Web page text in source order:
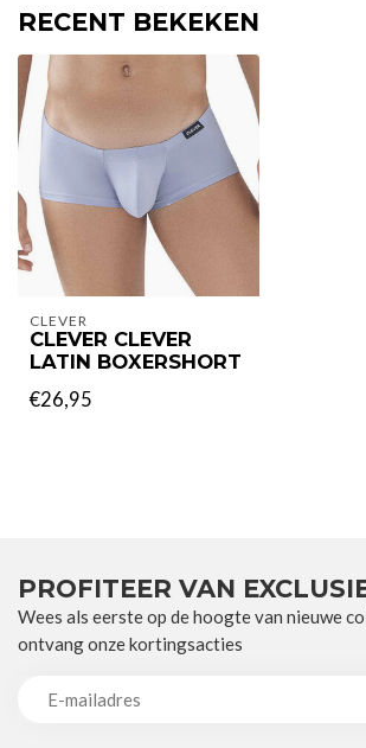
RECENT BEKEKEN
CLEVER
CLEVER CLEVER
LATIN BOXERSHORT
€26,95
PROFITEER VAN
Wees als eerste op de hoogte van nieuwe
ontvang onze kortingsacties